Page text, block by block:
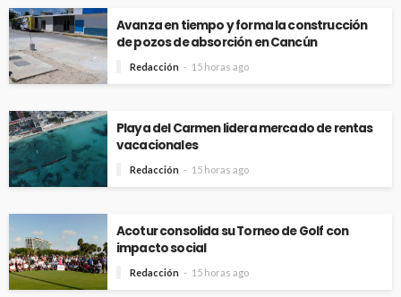
Avanza en tiempo y forma la construcción
de pozos de absorción en Cancún
Redacción 15 horas ago
Playa del Carmen lidera mercado de rentas
vacacionales
Redacción 15 horas ago
Acotur consolida su Torneo de Golf con
impacto social
Redacción 15 horas ago